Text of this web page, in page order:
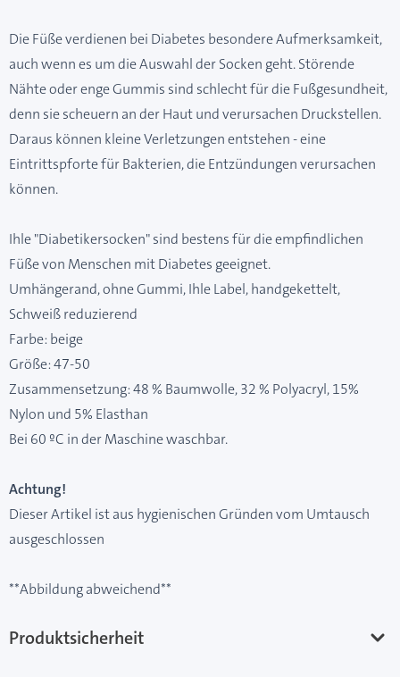
Die Füße verdienen bei Diabetes besondere Aufmerksamkeit,
auch wenn es um die Auswahl der Socken geht. Störende
Nähte oder enge Gummis sind schlecht für die Fußgesundheit,
denn sie scheuern an der Haut und verursachen Druckstellen.
Daraus können kleine Verletzungen entstehen - eine
Eintrittspforte für Bakterien, die Entzündungen verursachen
können.
Ihle "Diabetikersocken" sind bestens für die empfindlichen
Füße von Menschen mit Diabetes geeignet.
Umhängerand, ohne Gummi, Ihle Label, handgekettelt,
Schweiß reduzierend
Farbe: beige
Größe: 47-50
Zusammensetzung: 48 % Baumwolle, 32 % Polyacryl, 15%
Nylon und 5% Elasthan
Bei 60 ºC in der Maschine waschbar.
Achtung!
Dieser Artikel ist aus hygienischen Gründen vom Umtausch
ausgeschlossen
**Abbildung abweichend**
Produktsicherheit